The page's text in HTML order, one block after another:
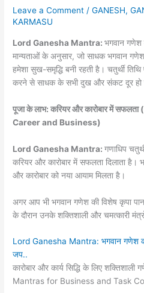
Leave a Comment /GANESH,
KARMASU
Lord Ganesha Mantra:भगवान गणेश
मान्यताओं के अनुसार, जो साधक भगवान
हमेशा सुख-समृद्धि बनी रहती है। चतुर्थी
करने से साधक के सभी दुख और संकट दूर हो
पूजा के लाभ: करियर और कारोबार में
Career and Business)
Lord Ganesha Mantra:गणाधिप
करियर और कारोबार में सफलता दिलाता
और कारोबार को नया आयाम मिलता है।
अगर आप भी भगवान गणेश की विशेष कृपा
के दौरान उनके शक्तिशाली और चमत्कारी
Lord Ganesha Mantra: भगवान गणेश
जप..
कारोबार और कार्य सिद्धि के लिए
Mantras for Business and Task